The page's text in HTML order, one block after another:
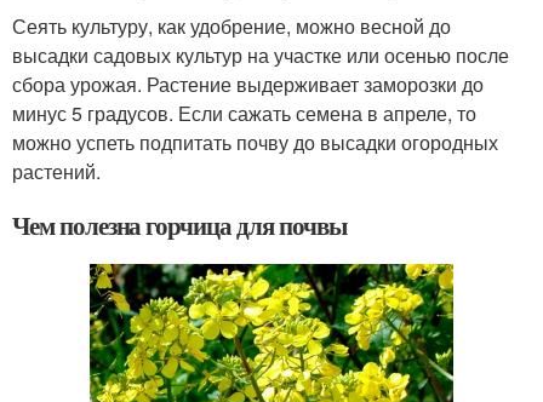
Сеять культуру, как удобрение, можно весной до
высадки садовых культур на участке или осенью после
сбора урожая. Растение выдерживает заморозки до
минус 5 градусов. Если сажать семена в апреле, то
можно успеть подпитать почву до высадки огородных
растений.
Чем полезна горчица для почвы